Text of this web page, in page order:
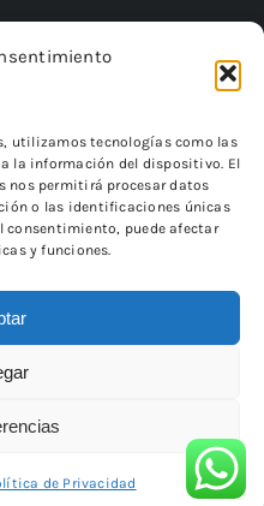
utilizamos tecnologías como las
la información del dispositivo. El
nos permitirá procesar datos
o las identificaciones únicas
consentimiento, puede afectar
y funciones.
de Privacidad
– NextGenerationEU.
la Unión Europea o la Comisión
de las mismas»